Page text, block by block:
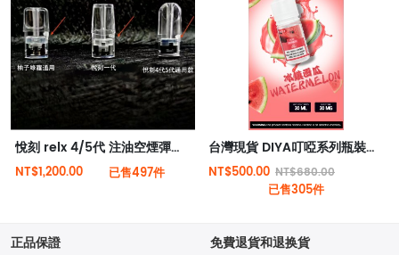
悅刻 relx 4/5代 注油空煙彈悅刻柚子非我魔笛綠蘿通用透明空彈（5個）
NT$1,200.00 已售497件
台灣現貨 DIYA叮啞系列瓶裝煙油30ML/小煙主機專用
NT$500.00 NT$680.00
已售305件
正品保證 免費退貨和退换貨